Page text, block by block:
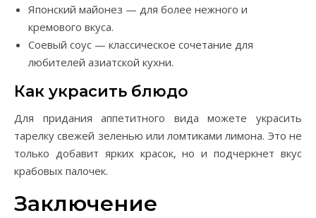
Японский майонез — для более нежного и
кремового вкуса.
Соевый соус — классическое сочетание для
любителей азиатской кухни.
Как украсить блюдо
Для придания аппетитного вида можете украсить
тарелку свежей зеленью или ломтиками лимона. Это не
только добавит ярких красок, но и подчеркнет вкус
крабовых палочек.
Заключение